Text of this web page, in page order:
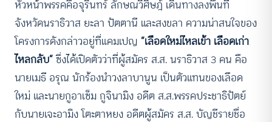
หัวหน้าพรรคคือจุรินทร์ ลักษณวิศิษฎ์ เดินทางลงพื้นที่
จังหวัดนราธิวาส ยะลา ปัตตานี และสงขลา ความน่าสนใจของ
โครงการดังกล่าวอยู่ที่แคมเปญ “เลือดใหม่ไหลเข้า เลือดเก่า
ไหลกลับ”ซึ่งได้เปิดตัวว่าที่ผู้สมัคร ส.ส. นราธิวาส 3 คน คือ
นายเมธี อรุณ นักร้องนำวงลาบานูน เป็นตัวแทนของเลือด
ใหม่ และนายกูอาเซ็ม กูจินามิง อดีต ส.ส.พรรคประชาธิปัตย์
กับนายเจะอามิง โตะตาหยง อดีตผู้สมัคร ส.ส. บัญชีรายชื่อ